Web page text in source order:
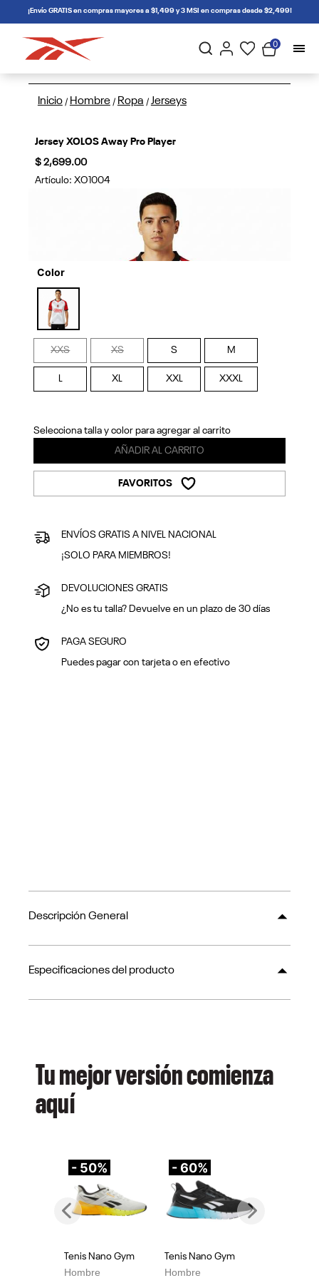
connectif¡Envío GRATIS en compras mayores a $1,499 y 3 MSI en compras desde $2,499!
0
Inicio / Hombre / Ropa / Jerseys
Jersey XOLOS Away Pro Player
$ 2,699.00
Artículo:XO1004
Previous
Color
selected
XXS XS S M
L XL XXL XXXL
Selecciona talla y color para agregar al carrito
AÑADIR AL CARRITO
FAVORITOS
ENVÍOS GRATIS A NIVEL NACIONAL
¡SOLO PARA MIEMBROS!
DEVOLUCIONES GRATIS
¿No es tu talla? Devuelve en un plazo de 30 días
PAGA SEGURO
Puedes pagar con tarjeta o en efectivo
Descripción General
Especificaciones del producto
Tu mejor versión comienza
aquí
- 50%
Tenis Nano Gym
Hombre
- 60%
Tenis Nano Gym
Hombre
Previous